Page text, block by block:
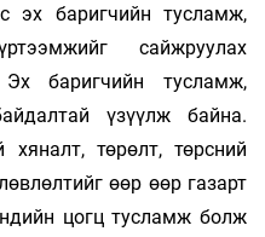
эх баригчийн тусламж,
сайжруулах
баригчийн тусламж,
үзүүлж байна.
төрөлт, төрсний
өөр өөр газарт
цогц тусламж болж